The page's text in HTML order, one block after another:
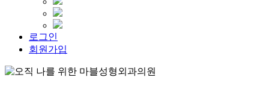
로그인
회원가입